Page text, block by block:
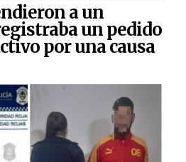
a un
un pedido
por una causa